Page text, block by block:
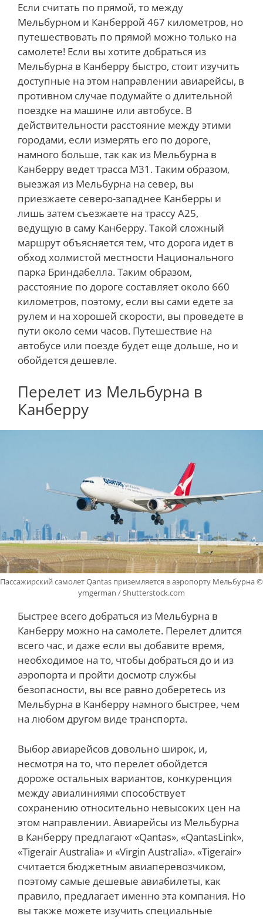
Если считать по прямой, то между
Мельбурном и Канберрой 467 километров, но
путешествовать по прямой можно только на
самолете! Если вы хотите добраться из
Мельбурна в Канберру быстро, стоит изучить
доступные на этом направлении авиарейсы, в
противном случае подумайте о длительной
поездке на машине или автобусе. В
действительности расстояние между этими
городами, если измерять его по дороге,
намного больше, так как из Мельбурна в
Канберру ведет трасса М31. Таким образом,
выезжая из Мельбурна на север, вы
приезжаете северо-западнее Канберры и
лишь затем съезжаете на трассу А25,
ведущую в саму Канберру. Такой сложный
маршрут объясняется тем, что дорога идет в
обход холмистой местности Национального
парка Бриндабелла. Таким образом,
расстояние по дороге составляет около 660
километров, поэтому, если вы сами едете за
рулем и на хорошей скорости, вы проведете в
пути около семи часов. Путешествие на
автобусе или поезде будет еще дольше, но и
обойдется дешевле.
Перелет из Мельбурна в
Канберру
Пассажирский самолет Qantas приземляется в аэропорту Мельбурна ©
ymgerman / Shutterstock.com
Быстрее всего добраться из Мельбурна в
Канберру можно на самолете. Перелет длится
всего час, и даже если вы добавите время,
необходимое на то, чтобы добраться до и из
аэропорта и пройти досмотр службы
безопасности, вы все равно доберетесь из
Мельбурна в Канберру намного быстрее, чем
на любом другом виде транспорта.
Выбор авиарейсов довольно широк, и,
несмотря на то, что перелет обойдется
дороже остальных вариантов, конкуренция
между авиалиниями способствует
сохранению относительно невысоких цен на
этом направлении. Авиарейсы из Мельбурна
в Канберру предлагают «Qantas», «QantasLink»,
«Tigerair Australia» и «Virgin Australia». «Tigerair»
считается бюджетным авиаперевозчиком,
поэтому самые дешевые авиабилеты, как
правило, предлагает именно эта компания. Но
вы также можете изучить специальные